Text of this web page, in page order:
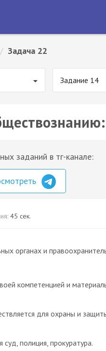
/ Задача 22
Задание 14
заданий в тг-канале:
45 сек.
органах и
компетенцией и
для охраны и
полиция, прокуратура.